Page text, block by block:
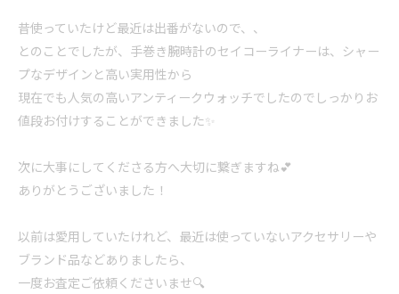
昔使っていたけど最近は出番がないので、、
とのことでしたが、手巻き腕時計のセイコーライナーは、シャー
プなデザインと高い実用性から
現在でも人気の高いアンティークウォッチでしたのでしっかりお
値段お付けすることができました✨
次に大事にしてくださる方へ大切に繋ぎますね💕
ありがとうございました！
以前は愛用していたけれど、最近は使っていないアクセサリーや
ブランド品などありましたら、
一度お査定ご依頼くださいませ🔍